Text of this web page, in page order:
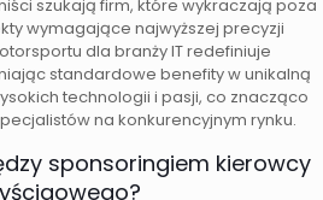
szukają firm, które wykraczają poza
wymagające najwyższej precyzji
dla branży IT redefiniuje
standardowe benefity w unikalną
technologii i pasji, co znacząco
na konkurencyjnym rynku.
sponsoringiem kierowcy